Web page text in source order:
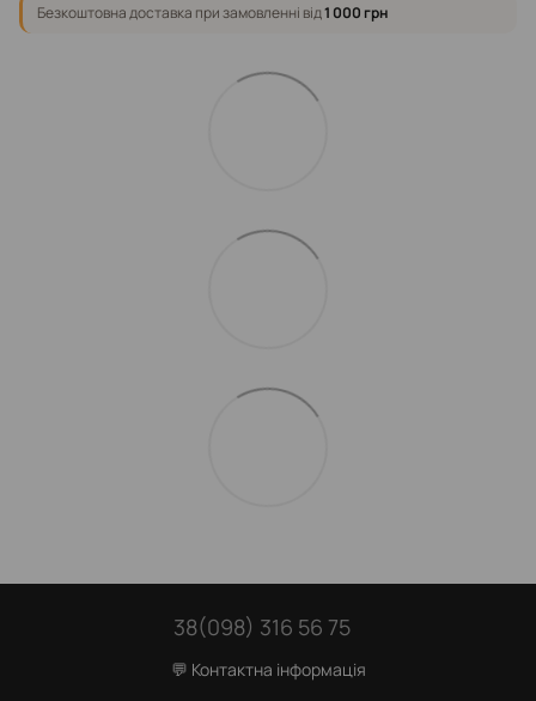
Безкоштовна доставка при замовленні від1 000 грн
38(098) 316 56 75
💬 Контактна інформація